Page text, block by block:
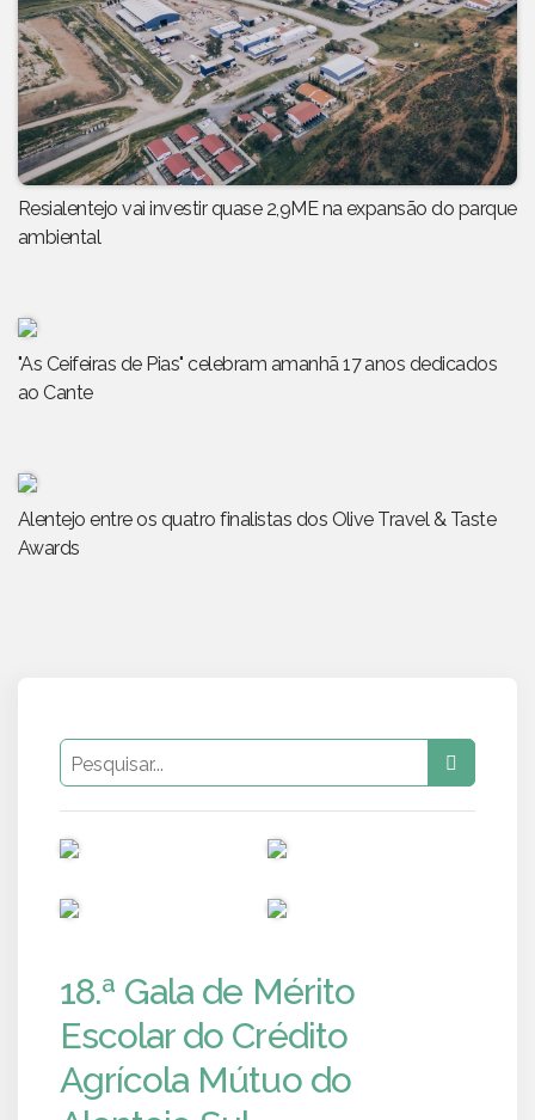
Resialentejo vai investir quase 2,9ME na expansão do parque
ambiental
"As Ceifeiras de Pias" celebram amanhã 17 anos dedicados
ao Cante
Alentejo entre os quatro finalistas dos Olive Travel & Taste
Awards
18.ª Gala de Mérito
Escolar do Crédito
Agrícola Mútuo do